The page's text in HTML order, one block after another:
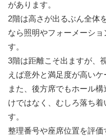
があります。
2階は高さが出るぶん全体
なら照明やフォーメーシ
す。
3階は距離こそ出ますが、
えば意外と満足度が高いケ
また、後方席でもホール
けではなく、むしろ落ち
す。
整理番号や座席位置を評